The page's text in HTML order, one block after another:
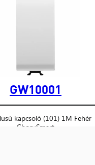
GW10001
kapcsoló (101) 1M Fehér
ChoruSmart